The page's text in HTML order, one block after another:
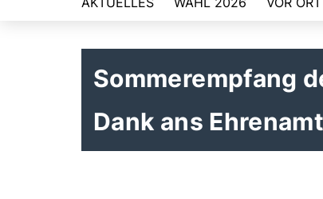
Sommerempfang
Dank ans Ehrenamt